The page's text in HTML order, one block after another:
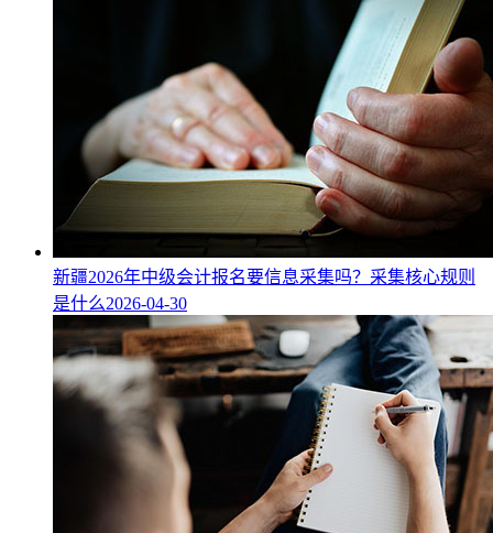
新疆2026年中级会计报名要信息采集吗？采集核心规则
是什么2026-04-30